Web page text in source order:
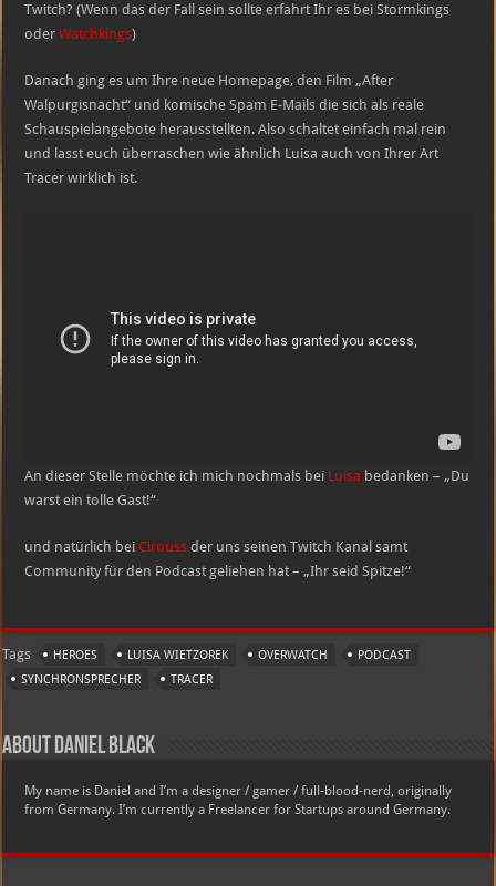
Twitch? (Wenn das der Fall sein sollte erfahrt Ihr es bei Stormkings
oderWatchkings)
Danach ging es um Ihre neue Homepage, den Film „After
Walpurgisnacht“ und komische Spam E-Mails die sich als reale
Schauspielangebote herausstellten. Also schaltet einfach mal rein
und lasst euch überraschen wie ähnlich Luisa auch von Ihrer Art
Tracer wirklich ist.
An dieser Stelle möchte ich mich nochmals bei Luisa bedanken – „Du
warst ein tolle Gast!“
und natürlich beiCirouss der uns seinen Twitch Kanal samt
Community für den Podcast geliehen hat – „Ihr seid Spitze!“
Tags HEROES LUISA WIETZOREK OVERWATCH
PODCAST
SYNCHRONSPRECHER
TRACER
About Daniel Black
My name is Daniel and I’m a designer / gamer / full-blood-nerd, originally
from Germany. I’m currently a Freelancer for Startups around Germany.